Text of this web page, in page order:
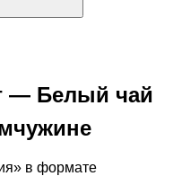
— Белый чай
в формате